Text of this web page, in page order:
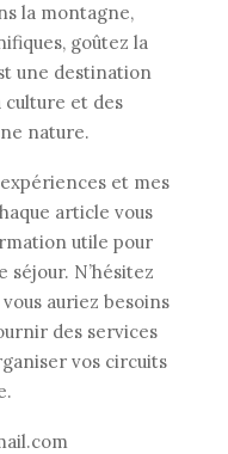
la montagne,
goûtez la
une destination
culture et des
nature.
et mes
article vous
utile pour
N’hésitez
auriez besoins
des services
vos circuits